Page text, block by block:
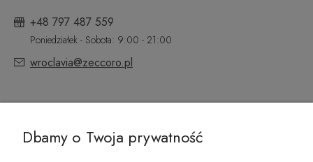
+48 797 487 559
Poniedziałek - Sobota: 9:00 - 21:00
wroclavia@zeccoro.pl
Dbamy o Twoja prywatność